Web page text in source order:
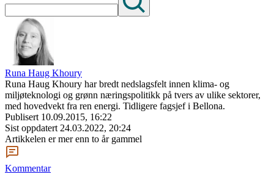
Runa Haug Khoury
Runa Haug Khoury har bredt nedslagsfelt innen klima- og
miljøteknologi og grønn næringspolitikk på tvers av ulike sektorer,
med hovedvekt fra ren energi. Tidligere fagsjef i Bellona.
Publisert 10.09.2015, 16:22
Sist oppdatert 24.03.2022, 20:24
Artikkelen er mer enn to år gammel
Kommentar